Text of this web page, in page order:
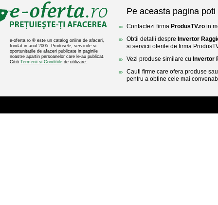
e-oferta.ro ® este un catalog online de afaceri,
fondat in anul 2005. Produsele, serviciile si
oportunitatile de afaceri publicate in paginile
noastre apartin persoanelor care le-au publicat.
Cititi Termenii si Conditiile de utilizare.
Pe aceasta pagina poti
Contactezi firma ProdusTV.ro in
Obtii detalii despre Invertor
si servicii oferite de firma
Vezi produse similare cu Invertor
Cauti firme care ofera produse
pentru a obtine cele mai